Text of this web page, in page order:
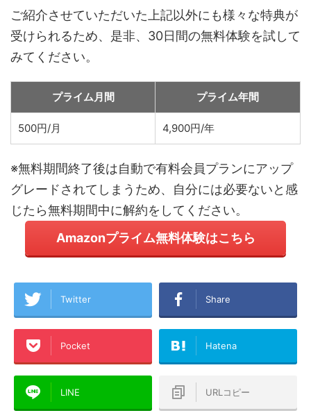
ご紹介させていただいた上記以外にも様々な特典が
受けられるため、是非、30日間の無料体験を試して
みてください。
プライム月間 プライム年間
500円/月 4,900円/年
※無料期間終了後は自動で有料会員プランにアップ
グレードされてしまうため、自分には必要ないと感
じたら無料期間中に解約をしてください。
Amazonプライム無料体験はこちら
Twitter Share
Pocket Hatena
LINE URLコピー